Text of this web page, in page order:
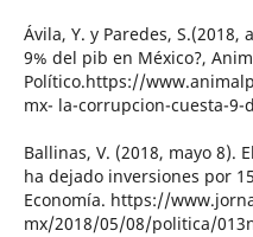
Ávila, Y. y Paredes,
9% del pib en México?,
Político.https://
mx- la-corrupcion-cuesta-
Ballinas, V. (2018, mayo 8).
ha dejado inversiones por
Economía. https://
mx/2018/05/08/politica/